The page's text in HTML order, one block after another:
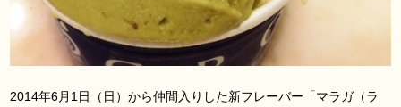
2014年6月1日（日）から仲間入りした新フレーバー「マラガ（ラ